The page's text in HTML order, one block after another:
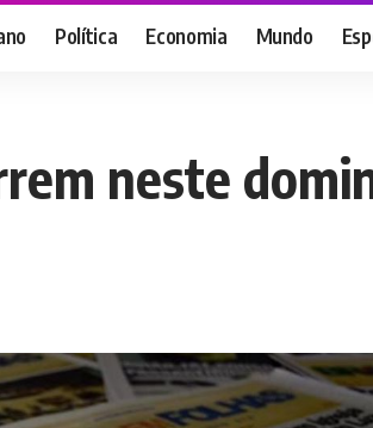
Política Economia Mundo
neste